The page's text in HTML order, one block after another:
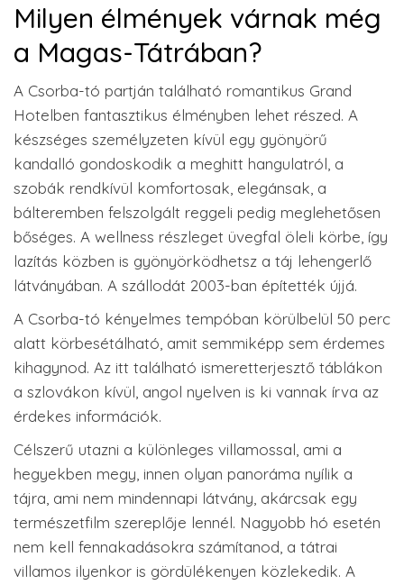
Milyen élmények várnak még
a Magas-Tátrában?
A Csorba-tó partján található romantikus Grand
Hotelben fantasztikus élményben lehet részed. A
készséges személyzeten kívül egy gyönyörű
kandalló gondoskodik a meghitt hangulatról, a
szobák rendkívül komfortosak, elegánsak, a
bálteremben felszolgált reggeli pedig meglehetősen
bőséges. A wellness részleget üvegfal öleli körbe, így
lazítás közben is gyönyörködhetsz a táj lehengerlő
látványában. A szállodát 2003-ban építették újjá.
A Csorba-tó kényelmes tempóban körülbelül 50 perc
alatt körbesétálható, amit semmiképp sem érdemes
kihagynod. Az itt található ismeretterjesztő táblákon
a szlovákon kívül, angol nyelven is ki vannak írva az
érdekes információk.
Célszerű utazni a különleges villamossal, ami a
hegyekben megy, innen olyan panoráma nyílik a
tájra, ami nem mindennapi látvány, akárcsak egy
természetfilm szereplője lennél. Nagyobb hó esetén
nem kell fennakadásokra számítanod, a tátrai
villamos ilyenkor is gördülékenyen közlekedik. A